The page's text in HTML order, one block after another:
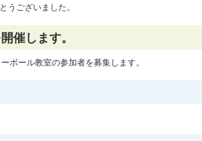
うございました。
催します。
ボール教室の参加者を募集します。